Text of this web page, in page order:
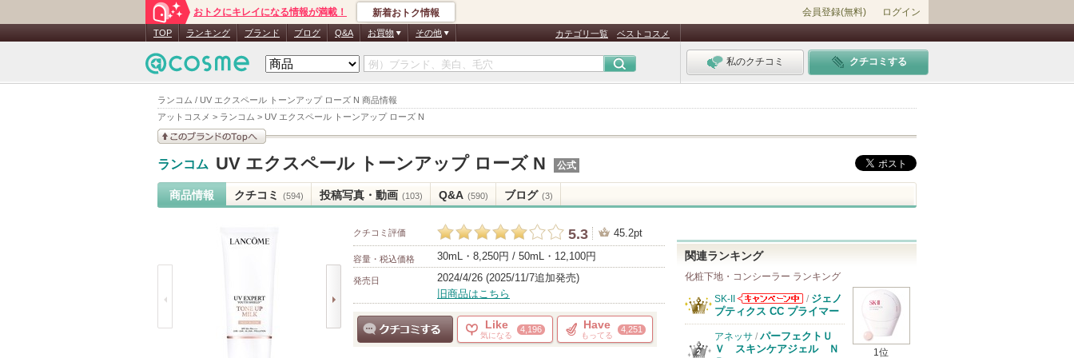
ランコム / UV エクスペール トーンアップ ローズ N 商品情報
アットコスメ > ランコム > UV エクスペール トーンアップ ローズ N
おトクにキレイになる情報が満載！ 新着おトク情報 会員登録(無料) ログイン
TOP ランキング ブランド ブログ Q&A お買物 その他 カテゴリ一覧 ベストコスメ
私のクチコミ クチコミする
ランコム UV エクスペール トーンアップ ローズ N 公式
商品情報 クチコミ (594) 投稿写真・動画 (103) Q&A (590) ブログ (3)
クチコミ評価 5.3 45.2pt
容量・税込価格 30mL・8,250円 / 50mL・12,100円
発売日
2024/4/26 (2025/11/7追加発売)
旧商品はこちら
Like
気になる
4,196 Have
もってる
4,251
関連ランキング
化粧下地・コンシーラー ランキング
1位
SK-II
SK-IIからのお
知らせがありま
す
/ ジェノ
プティクス CC プライマー
アネッサ / パーフェクトＵ
Ｖ スキンケアジェル Ｎ